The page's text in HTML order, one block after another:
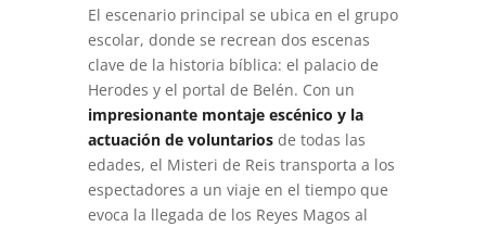
El escenario principal se ubica en el grupo
escolar, donde se recrean dos escenas
clave de la historia bíblica: el palacio de
Herodes y el portal de Belén. Con un
impresionante montaje escénico y la
actuación de voluntariosde todas las
edades, el Misteri de Reis transporta a los
espectadores a un viaje en el tiempo que
evoca la llegada de los Reyes Magos al